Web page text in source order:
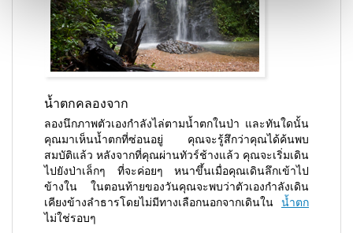
น้ำตกคลองจาก
ลองนึกภาพตัวเองกำลังไล่ตามน้ำตกในป่า และทันใดนั้น
คุณมาเห็นน้ำตกที่ซ่อนอยู่ คุณจะรู้สึกว่าคุณได้ค้นพบ
สมบัติแล้ว หลังจากที่คุณผ่านทัวร์ช้างแล้ว คุณจะเริ่มเดิน
ไปยังป่าเล็กๆ ที่จะค่อยๆ หนาขึ้นเมื่อคุณเดินลึกเข้าไป
ข้างใน ในตอนท้ายของวันคุณจะพบว่าตัวเองกำลังเดิน
เคียงข้างลำธารโดยไม่มีทางเลือกนอกจากเดินใน น้ำตก
ไม่ใช่รอบๆ